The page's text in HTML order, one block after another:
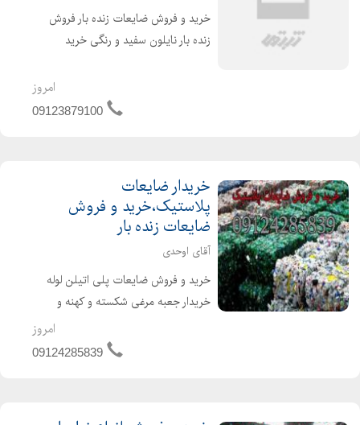
خرید و فروش ضایعات زنده بار فروش
زنده بار نایلون سفید و رنگی خرید
ضایعات پلاستیک تزریقی به قیمت روز
نقد پلاستیک بادی تزریقی سبدمیوه همه
امروز
09123879100
خریدار ضایعات
پلاستیک،خرید و فروش
ضایعات زنده بار
آقای اوحدی
خرید و فروش ضایعات پلی اتیلن لوله
خریدار جعبه مرغی شکسته و کهنه و
دست دوم خریدار جعبه پلاستیکی دست
دوم ضایعاتی خرید و فروش انواع پالت
امروز
09124285839